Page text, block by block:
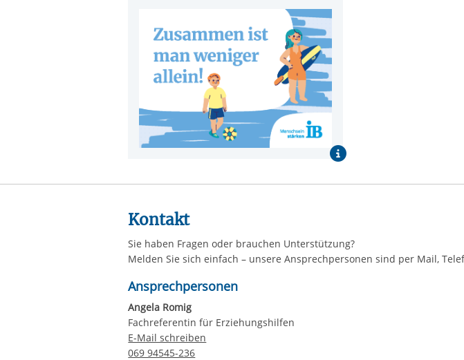
Kontakt
Sie haben Fragen oder brauchen Unterstützung?
Melden Sie sich einfach – unsere Ansprechpersonen sind per Mail,
Ansprechpersonen
Angela Romig
Fachreferentin für Erziehungshilfen
E-Mail schreiben
069 94545-236